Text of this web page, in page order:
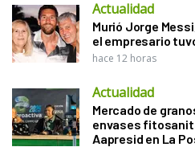
Actualidad
Murió Jorge
el empresario
hace 12 horas
Actualidad
Mercado de
envases
Aapresid en La